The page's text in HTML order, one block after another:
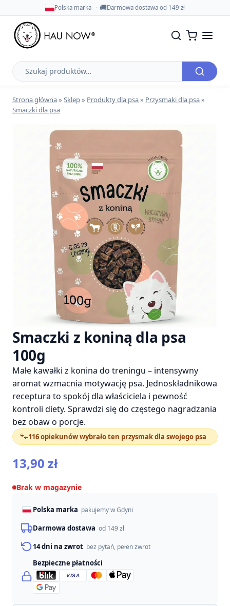
Polska marka 🚚Darmowa dostawa od 149 zł
Szukaj
produktów
Strona główna» Sklep» Produkty dla psa» Przysmaki dla psa»
Smaczki dla psa
Smaczki z koniną dla psa
100g
Małe kawałki z konina do treningu – intensywny
aromat wzmacnia motywację psa. Jednoskładnikowa
receptura to spokój dla właściciela i pewność
kontroli diety. Sprawdzi się do częstego nagradzania
bez obaw o porcje.
🐾116 opiekunów wybrało ten przysmak dla swojego psa
13,90 zł
Brak w magazynie
Polska marka pakujemy w Gdyni
Darmowa dostawa od 149 zł
14 dni na zwrot bez pytań, pełen zwrot
Bezpieczne płatności
VISA